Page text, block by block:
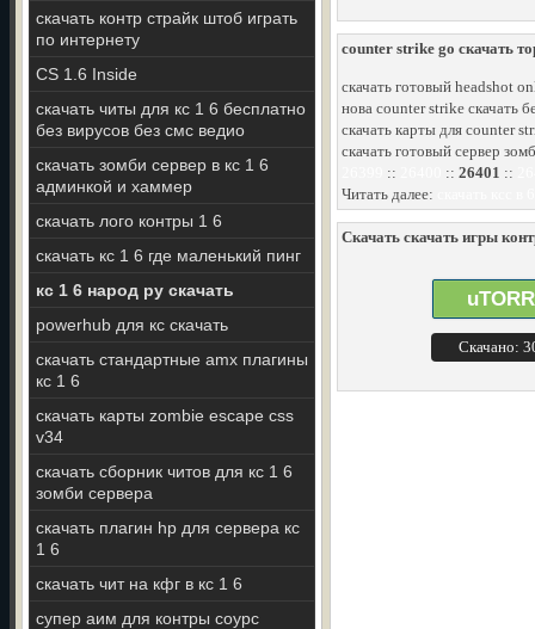
скачать контр страйк штоб играть
по интернету
CS 1.6 Inside
скачать читы для кс 1 6 бесплатно
без вирусов без смс ведио
скачать зомби сервер в кс 1 6
админкой и хаммер
скачать лого контры 1 6
скачать кс 1 6 где маленький пинг
кс 1 6 народ ру скачать
powerhub для кс скачать
скачать стандартные amx плагины
кс 1 6
скачать карты zombie escape css
v34
скачать сборник читов для кс 1 6
зомби сервера
скачать плагин hp для сервера кс
1 6
скачать чит на кфг в кс 1 6
супер аим для контры соурс
counter strike go скачать
скачать готовый headshot
нова counter strike скачать
скачать карты для counter
скачать готовый сервер
:: :: 26401 ::
Читать далее:
Скачать скачать игры
Скачано: